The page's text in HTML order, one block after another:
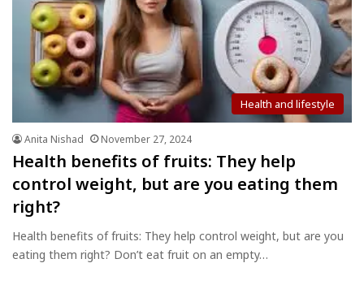
Health and lifestyle
Anita Nishad November 27, 2024
Health benefits of fruits: They help
control weight, but are you eating them
right?
Health benefits of fruits: They help control weight, but are you
eating them right? Don’t eat fruit on an empty…